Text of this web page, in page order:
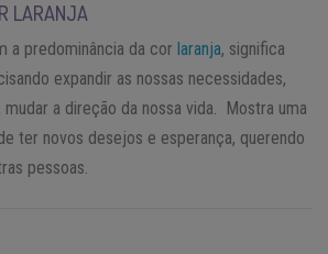
LARANJA
a predominância da cor laranja, significa
expandir as nossas necessidades,
a direção da nossa vida. Mostra uma
ter novos desejos e esperança, querendo
pessoas.